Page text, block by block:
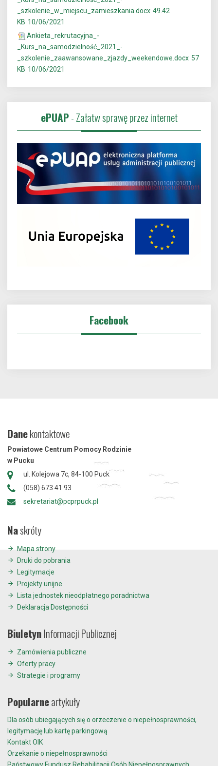
_szkolenie_w_miejscu_zamieszkania.docx 49.42
KB 10/06/2021
Ankieta_rekrutacyjna_-
_Kurs_na_samodzielność_2021_-
_szkolenie_zaawansowane_zjazdy_weekendowe.docx 57
KB 10/06/2021
ePUAP- Załatw sprawę przez internet
Facebook
Danekontaktowe
Powiatowe Centrum Pomocy Rodzinie
w Pucku
ul. Kolejowa 7c, 84-100 Puck
(058) 673 41 93
sekretariat@pcprpuck.pl
Naskróty
Mapa strony
Druki do pobrania
Legitymacje
Projekty unijne
Lista jednostek nieodpłatnego poradnictwa
Deklaracja Dostępności
BiuletynInformacji Publicznej
Zamówienia publiczne
Oferty pracy
Strategie i programy
Popularneartykuły
Dla osób ubiegających się o orzeczenie o niepełnosprawności,
legitymację lub kartę parkingową
Kontakt OIK
Orzekanie o niepełnosprawności